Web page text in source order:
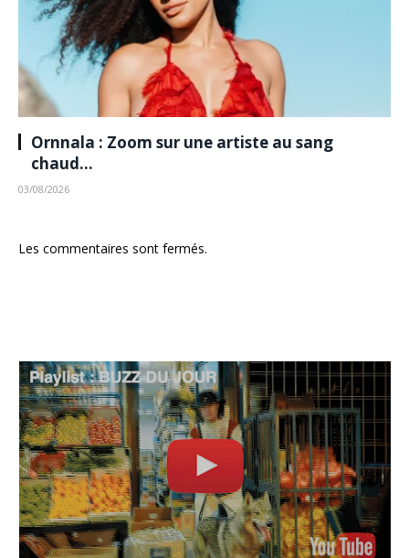
Ornnala : Zoom sur une artiste au sang
chaud…
03/08/2026
Les commentaires sont fermés.